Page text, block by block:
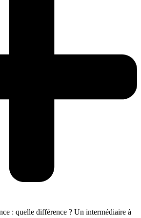
: quelle différence ? Un intermédiaire à